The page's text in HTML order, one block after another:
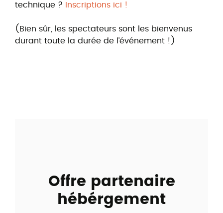
technique ?
Inscriptions ici !
(Bien sûr, les spectateurs sont les bienvenus
durant toute la durée de l’événement !)
Offre partenaire
hébérgement